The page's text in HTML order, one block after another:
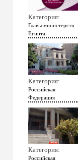
Категория:
Главы министерств
Египта
Категория:
Российская
Федерация
Категория:
Российская